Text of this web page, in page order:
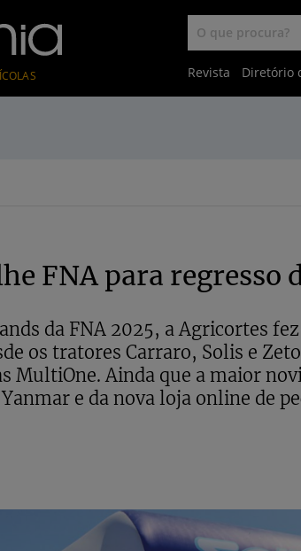
Revista Diretório
FNA para regresso
da FNA 2025, a Agricortes
os tratores Carraro, Solis e
MultiOne. Ainda que a maior
e da nova loja online de